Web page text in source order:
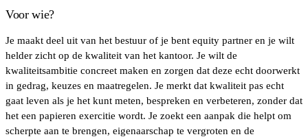
Voor wie?
Je maakt deel uit van het bestuur of je bent equity partner en je wilt
helder zicht op de kwaliteit van het kantoor. Je wilt de
kwaliteitsambitie concreet maken en zorgen dat deze echt doorwerkt
in gedrag, keuzes en maatregelen. Je merkt dat kwaliteit pas echt
gaat leven als je het kunt meten, bespreken en verbeteren, zonder dat
het een papieren exercitie wordt. Je zoekt een aanpak die helpt om
scherpte aan te brengen, eigenaarschap te vergroten en de